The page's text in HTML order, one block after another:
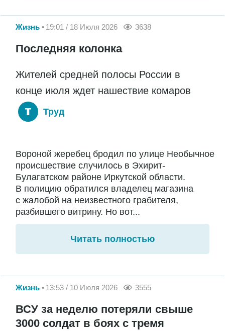
Жизнь 19:01 / 18 Июля 2026 3638
Последняя колонка
Жителей средней полосы России в
конце июля ждет нашествие комаров
Труд
Вороной жеребец бродил по улице Необычное
происшествие случилось в Эхирит-
Булагатском районе Иркутской области.
В полицию обратился владелец магазина
с жалобой на неизвестного грабителя,
разбившего витрину. Но вот...
Читать полностью
Жизнь 13:53 / 10 Июля 2026 3555
ВСУ за неделю потеряли свыше
3000 солдат в боях с тремя